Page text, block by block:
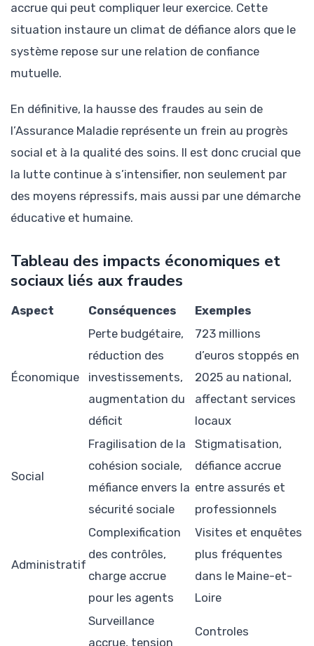
accrue qui peut compliquer leur exercice. Cette
situation instaure un climat de défiance alors que le
système repose sur une relation de confiance
mutuelle.
En définitive, la hausse des fraudes au sein de
l’Assurance Maladie représente un frein au progrès
social et à la qualité des soins. Il est donc crucial que
la lutte continue à s’intensifier, non seulement par
des moyens répressifs, mais aussi par une démarche
éducative et humaine.
Tableau des impacts économiques et
sociaux liés aux fraudes
Aspect Conséquences Exemples
Économique
Perte budgétaire,
réduction des
investissements,
augmentation du
déficit
723 millions
d’euros stoppés en
2025 au national,
affectant services
locaux
Social
Fragilisation de la
cohésion sociale,
méfiance envers la
sécurité sociale
Stigmatisation,
défiance accrue
entre assurés et
professionnels
Administratif
Complexification
des contrôles,
charge accrue
pour les agents
Visites et enquêtes
plus fréquentes
dans le Maine-et-
Loire
Surveillance
accrue, tension
Controles